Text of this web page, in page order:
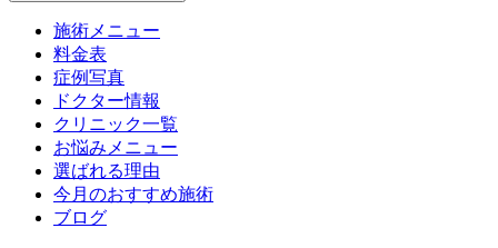
施術メニュー
料金表
症例写真
ドクター情報
クリニック一覧
お悩みメニュー
選ばれる理由
今月のおすすめ施術
ブログ